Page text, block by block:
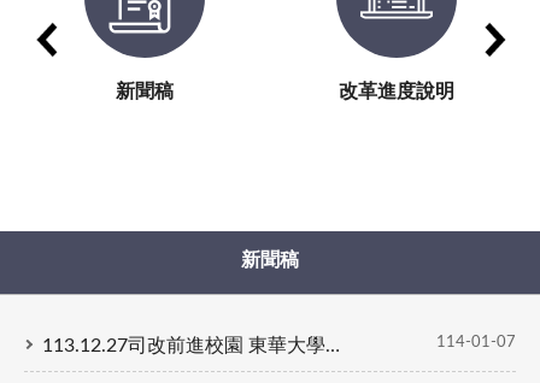
新聞稿 改革進度說明
新聞稿
113.12.27司改前進校園 東華大學開講 揭秘你所不知道的「行政執行官」 114-01-07